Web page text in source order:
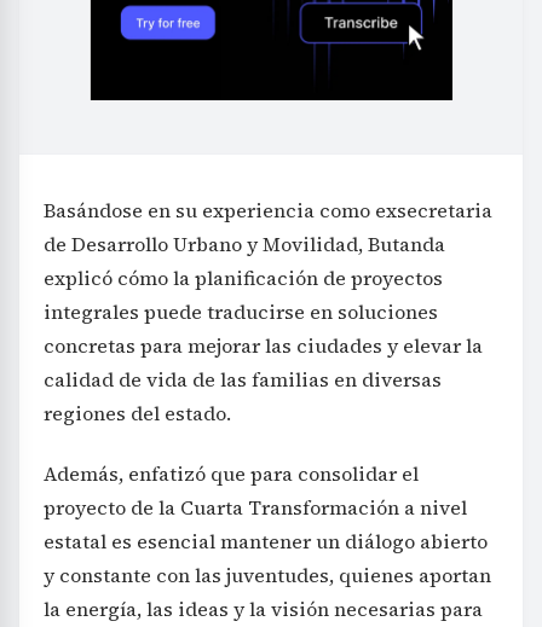
Basándose en su experiencia como exsecretaria
de Desarrollo Urbano y Movilidad, Butanda
explicó cómo la planificación de proyectos
integrales puede traducirse en soluciones
concretas para mejorar las ciudades y elevar la
calidad de vida de las familias en diversas
regiones del estado.
Además, enfatizó que para consolidar el
proyecto de la Cuarta Transformación a nivel
estatal es esencial mantener un diálogo abierto
y constante con las juventudes, quienes aportan
la energía, las ideas y la visión necesarias para